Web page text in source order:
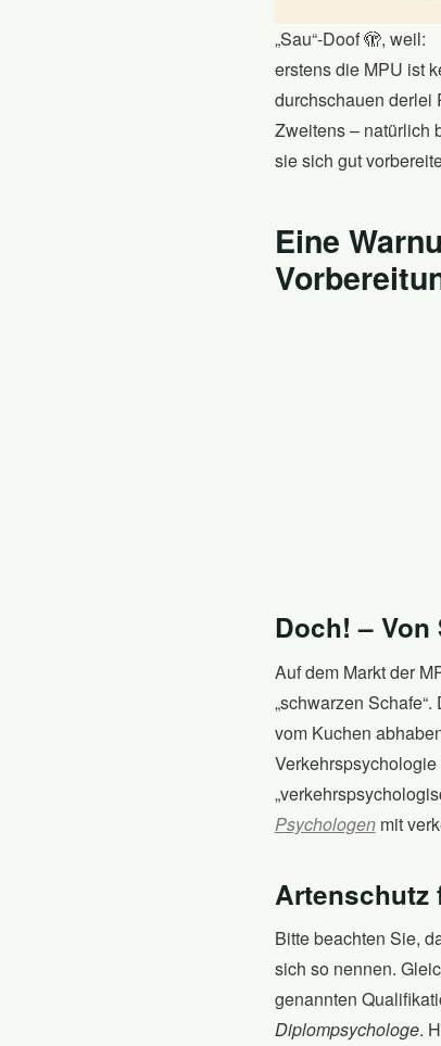
„Sau“-Doof 🫣, weil:
erstens die MPU ist
durchschauen derlei
Zweitens – natürlich
sie sich gut
Eine
Doch! –
Auf dem Markt der
„schwarzen
vom Kuchen
Psychologenmit
Artenschutz
Bitte beachten Sie,
sich so nennen.
genannten
Diplompsychologe.